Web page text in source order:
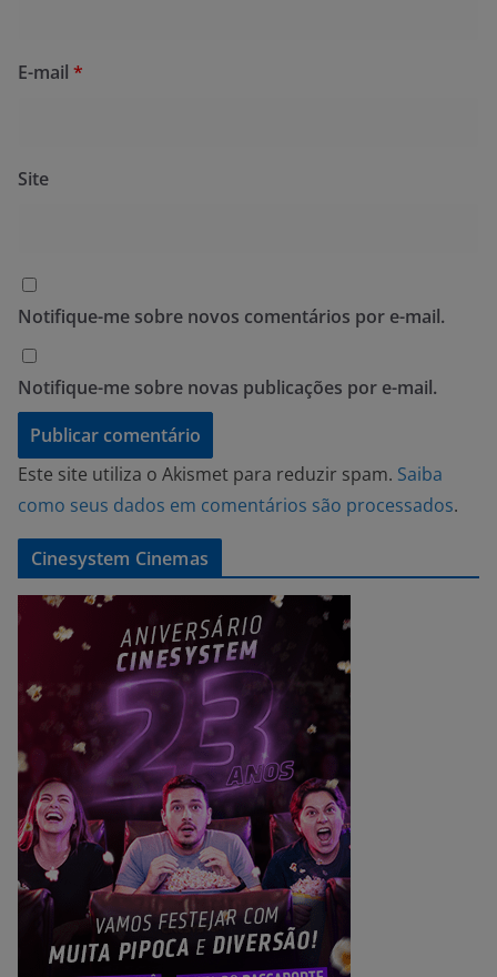
E-mail *
Site
Notifique-me sobre novos comentários por e-mail.
Notifique-me sobre novas publicações por e-mail.
Este site utiliza o Akismet para reduzir spam. Saiba
como seus dados em comentários são processados.
Cinesystem Cinemas